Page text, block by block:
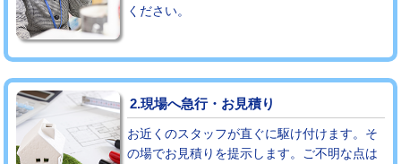
モルタル補修（厚さ10㎝まで）
モルタル補修（厚さ10㎝超え） 38,500円
追加人工 16,500円
廃棄・処分 現場見積
ください。
2.現場へ急行・お見積り
お近くのスタッフが直ぐに駆け付けます。そ
の場でお見積りを提示します。ご不明な点は